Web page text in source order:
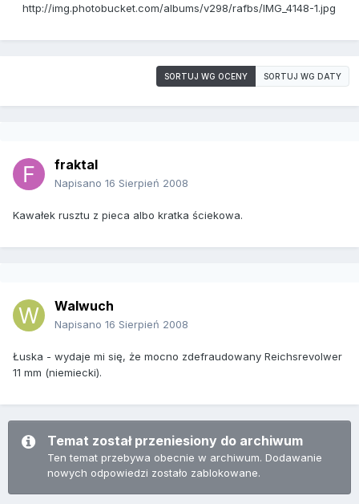
http://img.photobucket.com/albums/v298/rafbs/IMG_4148-1.jpg
SORTUJ WG OCENY SORTUJ WG DATY
fraktal
Napisano 16 Sierpień 2008
Kawałek rusztu z pieca albo kratka ściekowa.
Walwuch
Napisano 16 Sierpień 2008
Łuska - wydaje mi się, że mocno zdefraudowany Reichsrevolwer
11 mm (niemiecki).
Temat został przeniesiony do archiwum
Ten temat przebywa obecnie w archiwum. Dodawanie
nowych odpowiedzi zostało zablokowane.